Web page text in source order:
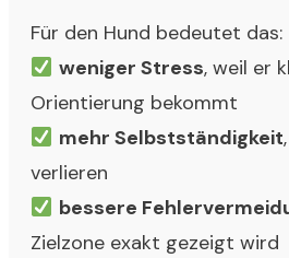
Für den Hund bedeutet das:
weniger Stress, weil er
Orientierung bekommt
mehr Selbstständigkeit
verlieren
bessere
Zielzone exakt gezeigt wird